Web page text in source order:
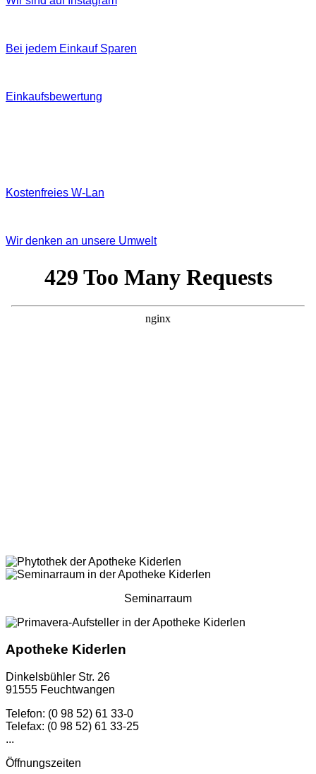
Bei jedem Einkauf Sparen
Einkaufsbewertung
Kostenfreies W‐Lan
Wir denken an unsere Umwelt
Seminarraum
Apotheke Kiderlen
Dinkelsbühler Str. 26
91555 Feuchtwangen
Telefon: (0 98 52) 61 33-0
Telefax: (0 98 52) 61 33-25
...
Öffnungszeiten